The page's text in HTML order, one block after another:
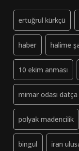
ertuğrul kürkçü
haber halime
10 ekim anması
mimar odası
polyak madencilik
bingül iran